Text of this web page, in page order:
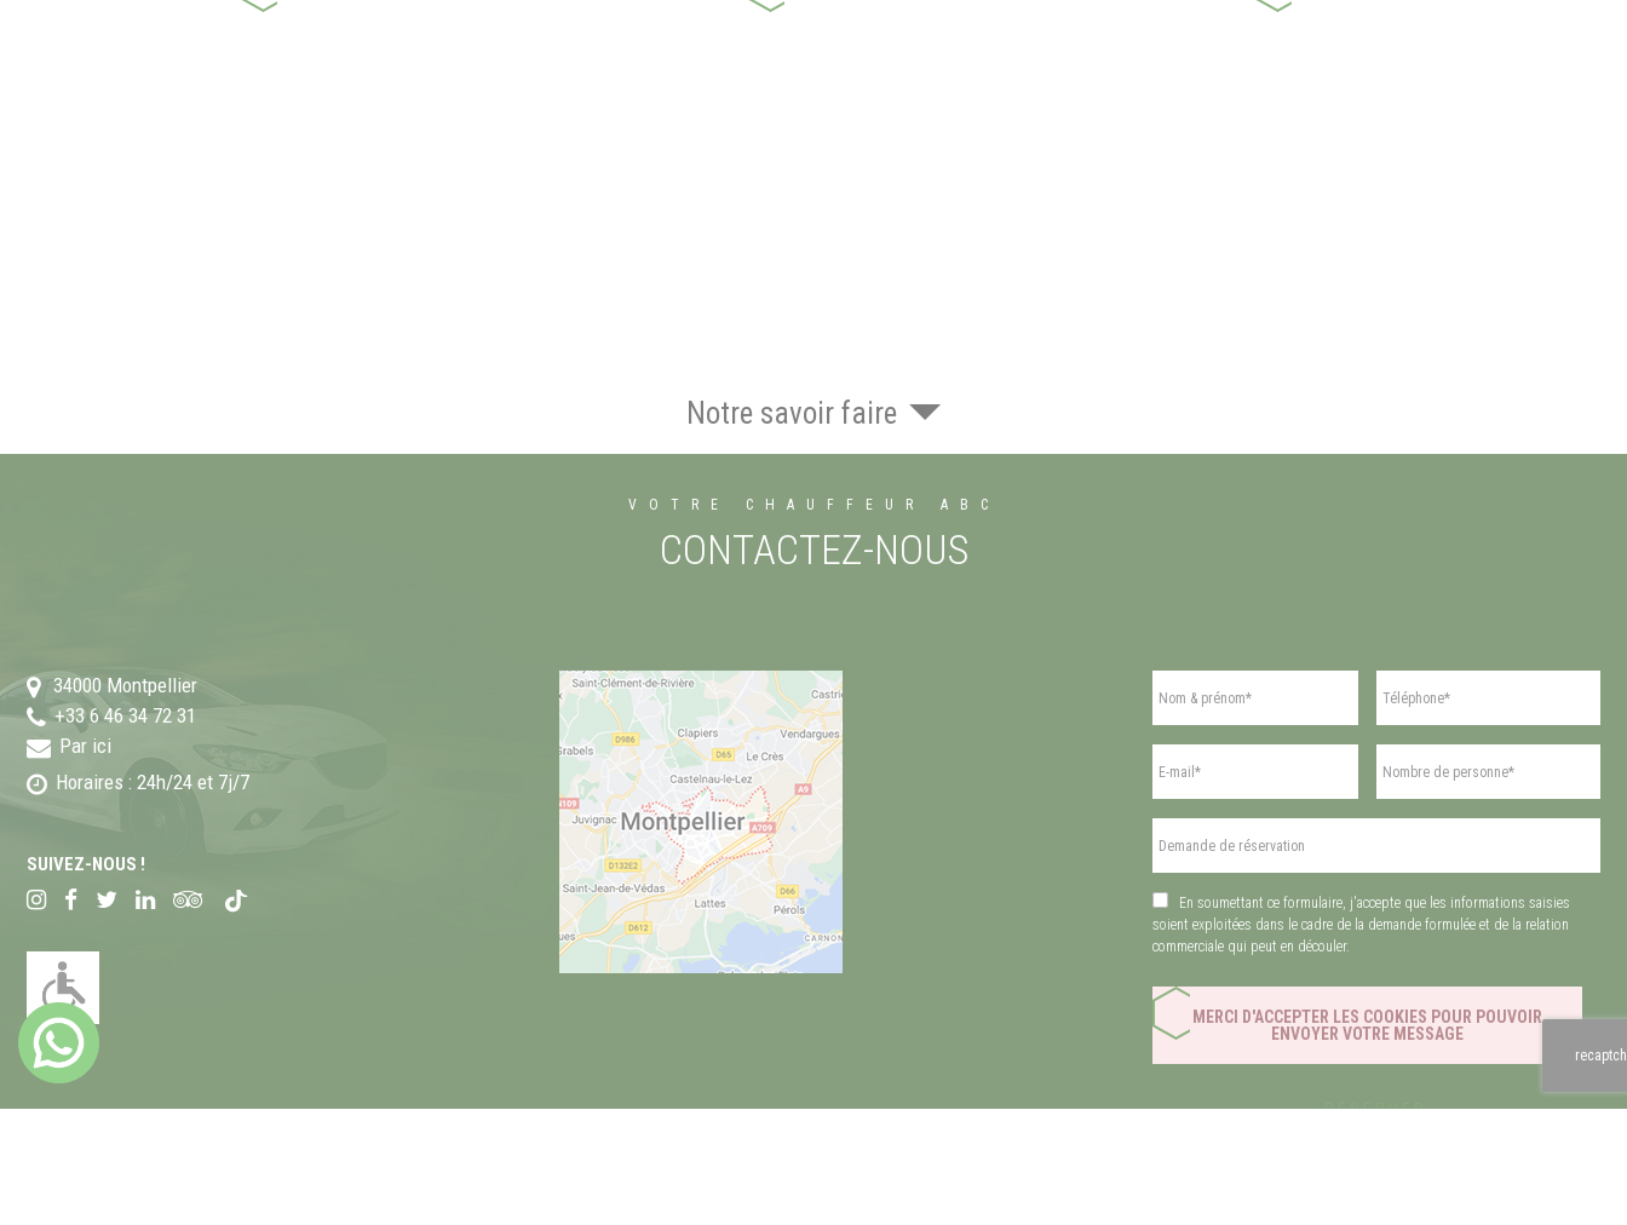
Notre savoir faire
VOTRE CHAUFFEUR ABC
CONTACTEZ-NOUS
34000 Montpellier
+33 6 46 34 72 31
Par ici
Horaires : 24h/24 et 7j/7
SUIVEZ-NOUS !
En soumettant ce formulaire, j'accepte que les informations saisies
soient exploitées dans le cadre de la demande formulée et de la relation
commerciale qui peut en découler.
MERCI D'ACCEPTER LES COOKIES POUR POUVOIR
ENVOYER VOTRE MESSAGE